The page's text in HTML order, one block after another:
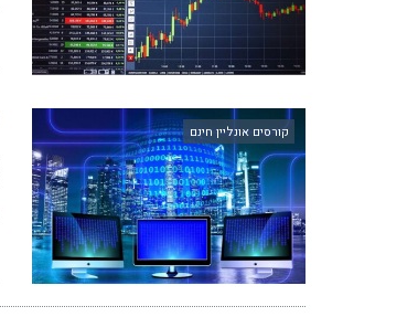
קורסים אונליין חינם